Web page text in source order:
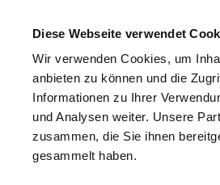
Diese Webseite verwendet
Wir verwenden Cookies, um
anbieten zu können und die
Informationen zu Ihrer
und Analysen weiter. Unsere
zusammen, die Sie ihnen
gesammelt haben.
Unser Fahrzeugbestand